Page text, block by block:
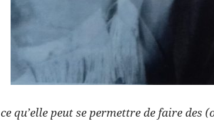
ce qu’elle peut se permettre de faire des